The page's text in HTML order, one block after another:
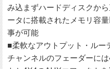
み込まずハードディスクか
ータに搭載されたメモリ容
事が可能
■柔軟なアウトプット・ルー
チャンネルのフェーダーに